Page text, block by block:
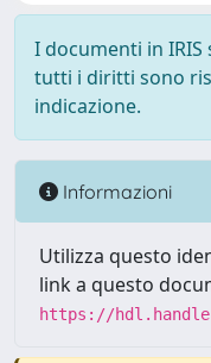
I documenti in
tutti i diritti sono
indicazione.
Informazioni
Utilizza questo
link a questo
https://